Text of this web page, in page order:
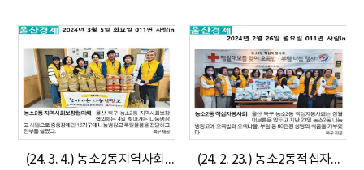
(24. 3. 4.) 농소2동지역사회보장협의체 - 찾아가는 나눔냉장고 사업 (24. 2. 23.) 농소2동적십자봉사회- 정월대보름 맞이 오곡밥, 부럼 나눔냉장고 기부